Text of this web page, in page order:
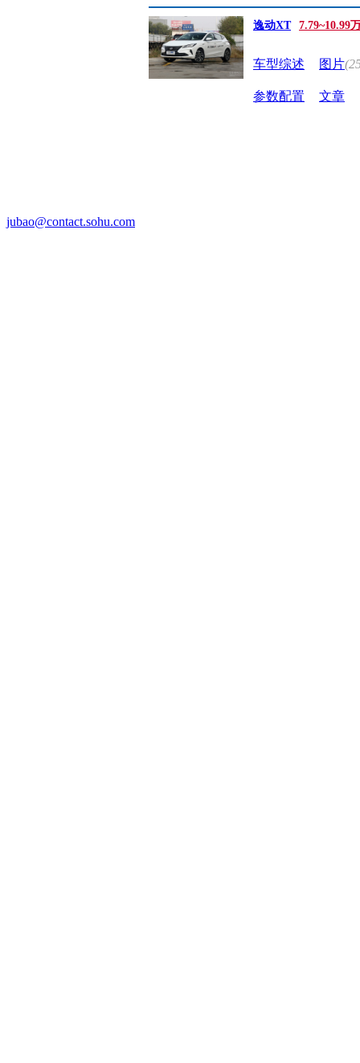
逸动XT 7.79~10.99
车型综述 图片
参数配置 文章
jubao@contact.sohu.com